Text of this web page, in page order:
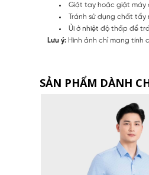
Giặt tay hoặc giặt máy
Tránh sử dụng chất tẩy
Ủi ở nhiệt độ thấp để
Lưu ý: Hình ảnh chỉ mang tính
SẢN PHẨM DÀNH